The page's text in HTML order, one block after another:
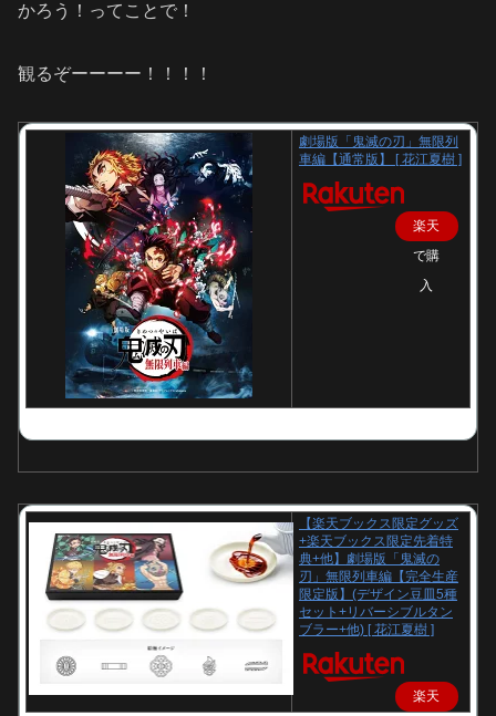
かろう！ってことで！
観るぞーーーー！！！！
劇場版「鬼滅の刃」無限列
車編【通常版】 [ 花江夏樹 ]
楽天
で購
入
【楽天ブックス限定グッズ
+楽天ブックス限定先着特
典+他】劇場版「鬼滅の
刃」無限列車編【完全生産
限定版】(デザイン豆皿5種
セット+リバーシブルタン
ブラー+他) [ 花江夏樹 ]
楽天